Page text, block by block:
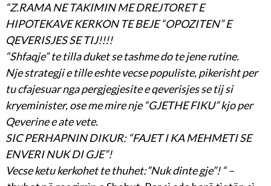
“Z.RAMA NE TAKIMIN ME DREJTORET E
HIPOTEKAVE KERKON TE BEJE “OPOZITEN” E
QEVERISJES SE TIJ!!!!
“Shfaqje” te tilla duket se tashme do te jene rutine.
Nje strategji e tille eshte vecse populiste, pikerisht per
tu cfajesuar nga pergjegjesite e qeverisjes se tij si
kryeminister, ose me mire nje “GJETHE FIKU” kjo per
Qeverine e ate vete.
SIC PERHAPNIN DIKUR: “FAJET I KA MEHMETI SE
ENVERI NUK DI GJE”!
Vecse ketu kerkohet te thuhet:”Nuk dinte gje”! “ –